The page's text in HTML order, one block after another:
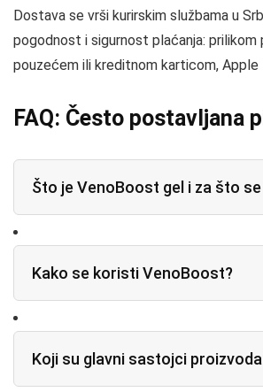
Dostava se vrši kurirskim službama u
pogodnost i sigurnost plaćanja: prilikom
pouzećem ili kreditnom karticom, Apple
FAQ: Često postavljana
Što je VenoBoost gel i za što
Kako se koristi VenoBoost?
Koji su glavni sastojci